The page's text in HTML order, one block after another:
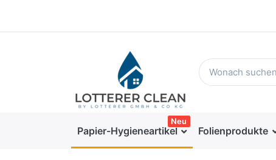
Papier-Hygieneartikel
Neu
Folienprodukte